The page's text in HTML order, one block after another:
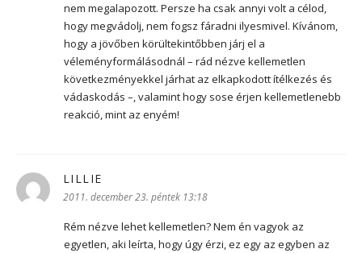
nem megalapozott. Persze ha csak annyi volt a célod,
hogy megvádolj, nem fogsz fáradni ilyesmivel. Kívánom,
hogy a jövőben körültekintőbben járj el a
véleményformálásodnál – rád nézve kellemetlen
következményekkel járhat az elkapkodott ítélkezés és
vádaskodás –, valamint hogy sose érjen kellemetlenebb
reakció, mint az enyém!
LILLIE
2011. december 23. péntek 13:18
Rém nézve lehet kellemetlen? Nem én vagyok az
egyetlen, aki leírta, hogy úgy érzi, ez egy az egyben az